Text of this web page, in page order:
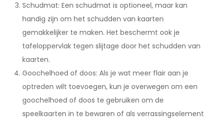
Schudmat: Een schudmat is optioneel, maar kan
handig zijn om het schudden van kaarten
gemakkelijker te maken. Het beschermt ook je
tafeloppervlak tegen slijtage door het schudden van
kaarten.
Goochelhoed of doos: Als je wat meer flair aan je
optreden wilt toevoegen, kun je overwegen om een
goochelhoed of doos te gebruiken om de
speelkaarten in te bewaren of als verrassingselement